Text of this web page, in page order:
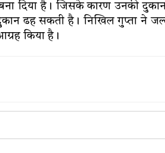
दिया है। जिसके कारण उनकी
ढह सकती है। निखिल गुप्ता ने
किया है।